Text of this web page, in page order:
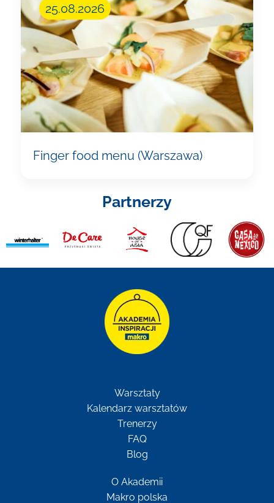
25.08.2026
Finger food menu (Warszawa)
Partnerzy
Warsztaty
Kalendarz warsztatów
Trenerzy
FAQ
Blog
O Akademii
Makro polska